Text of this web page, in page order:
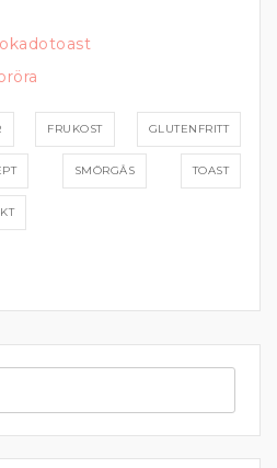
FRUKOST GLUTENFRITT
SMÖRGÅS TOAST